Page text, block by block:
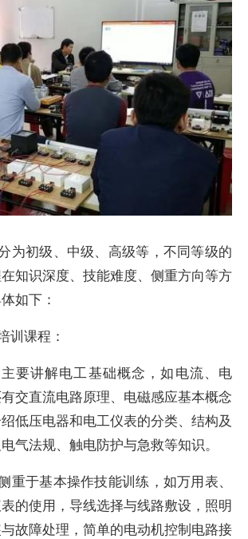
为初级、中级、高级等，不同等级的
知识深度、技能难度、侧重方向等方
如下：
训课程：
要讲解电工基础概念，如电流、电
交直流电路原理、电磁感应基本概念
低压电器和电工仪表的分类、结构及
气法规、触电防护与急救等知识。
重于基本操作技能训练，如万用表、
的使用，导线选择与线路敷设，照明
故障处理，简单的电动机控制电路接